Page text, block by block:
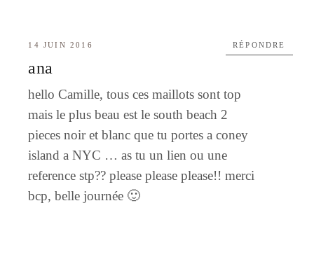
14 JUIN 2016
ana
hello Camille, tous ces maillots sont top
mais le plus beau est le south beach 2
pieces noir et blanc que tu portes a coney
island a NYC … as tu un lien ou une
reference stp?? please please please!! merci
bcp, belle journée 🙂
RÉPONDRE